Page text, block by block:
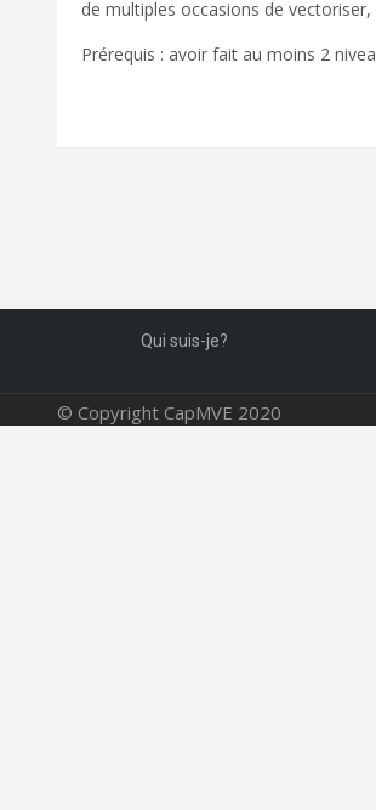
de multiples occasions de
Prérequis : avoir fait au moins 2
Qui suis-je?
© Copyright CapMVE 2020